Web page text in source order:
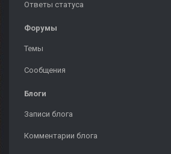
Ответы статуса
Форумы
Темы
Сообщения
Блоги
Записи блога
Комментарии блога